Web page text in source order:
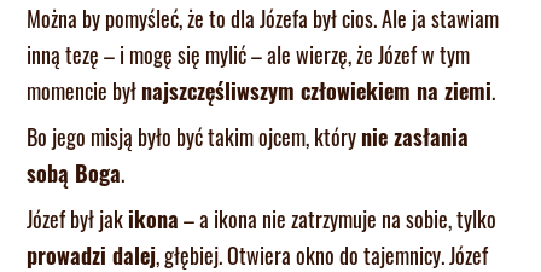
Można by pomyśleć, że to dla Józefa był cios. Ale ja stawiam
inną tezę – i mogę się mylić – ale wierzę, że Józef w tym
momencie byłnajszczęśliwszym człowiekiem na ziemi.
Bo jego misją było być takim ojcem, którynie zasłania
sobą Boga.
Józef był jakikona– a ikona nie zatrzymuje na sobie, tylko
prowadzi dalej, głębiej. Otwiera okno do tajemnicy. Józef